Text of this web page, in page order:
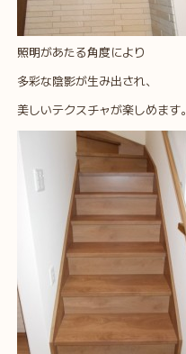
照明があたる角度により
多彩な陰影が生み出され、
美しいテクスチャが楽しめます。